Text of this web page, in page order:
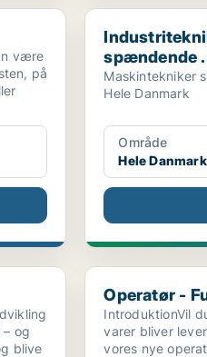
være
på
Industritekniker
spændende
Maskintekniker
Hele Danmark
Område
Hele Danmark
og
blive
Operatør -
Operatør -
IntroduktionVil
varer bliver
vores nye